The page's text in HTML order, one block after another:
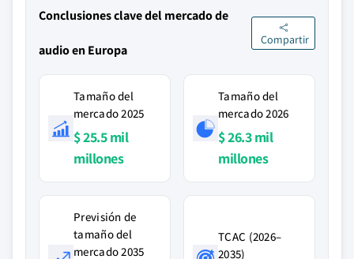
Conclusiones clave del mercado de
audio en Europa
Compartir
Tamaño del
mercado 2025
$ 25.5 mil
millones
Tamaño del
mercado 2026
$ 26.3 mil
millones
Previsión de
tamaño del
mercado 2035
TCAC (2026–
2035)